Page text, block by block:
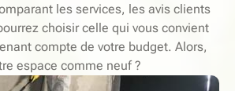
les services, les avis clients
choisir celle qui vous convient
compte de votre budget. Alors,
espace comme neuf ?